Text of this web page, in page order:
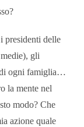
presidenti delle
gli
ogni famiglia…
la mente nel
modo? Che
azione quale